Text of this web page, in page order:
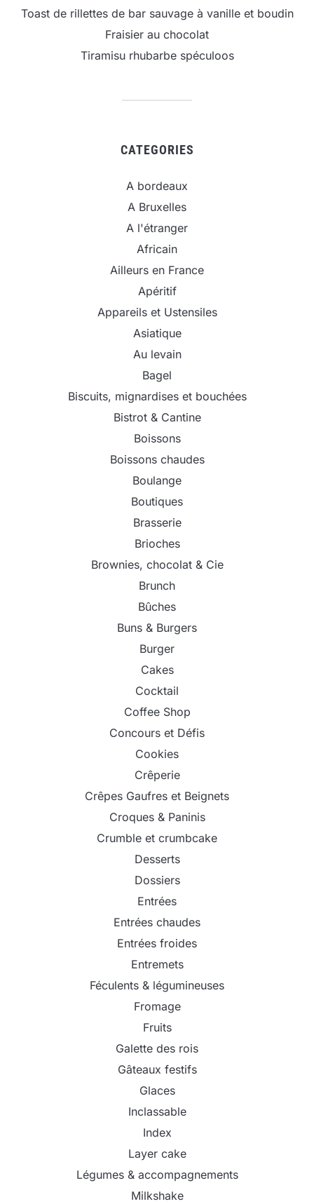
Toast de rillettes de bar sauvage à vanille et boudin
Fraisier au chocolat
Tiramisu rhubarbe spéculoos
CATEGORIES
A bordeaux
A Bruxelles
A l'étranger
Africain
Ailleurs en France
Apéritif
Appareils et Ustensiles
Asiatique
Au levain
Bagel
Biscuits, mignardises et bouchées
Bistrot & Cantine
Boissons
Boissons chaudes
Boulange
Boutiques
Brasserie
Brioches
Brownies, chocolat & Cie
Brunch
Bûches
Buns & Burgers
Burger
Cakes
Cocktail
Coffee Shop
Concours et Défis
Cookies
Crêperie
Crêpes Gaufres et Beignets
Croques & Paninis
Crumble et crumbcake
Desserts
Dossiers
Entrées
Entrées chaudes
Entrées froides
Entremets
Féculents & légumineuses
Fromage
Fruits
Galette des rois
Gâteaux festifs
Glaces
Inclassable
Index
Layer cake
Légumes & accompagnements
Milkshake